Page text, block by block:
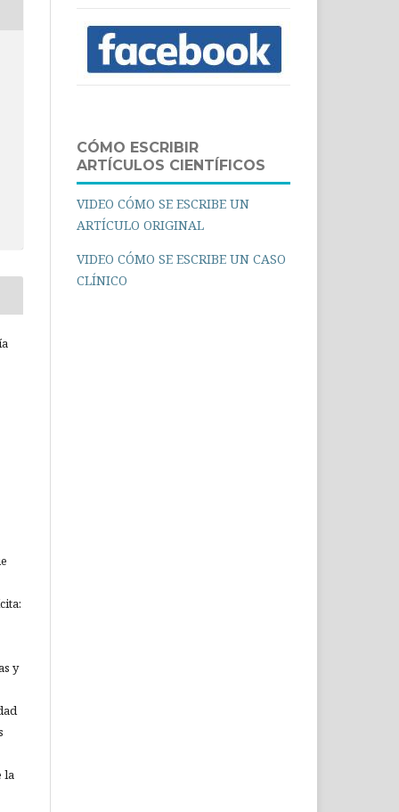
y
la
CÓMO ESCRIBIR
ARTÍCULOS CIENTÍFICOS
VIDEO CÓMO SE ESCRIBE UN
ARTÍCULO ORIGINAL
VIDEO CÓMO SE ESCRIBE UN CASO
CLÍNICO